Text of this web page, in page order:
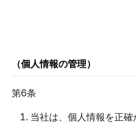
（個人情報の管理）
第6条
当社は、個人情報を正